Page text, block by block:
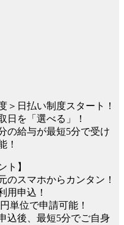
＞日払い制度スタート！
日を「選べる」！
の給与が最短5分で受け
！
ト】
のスマホからカンタン！
用申込！
円単位で申請可能！
込後、最短5分でご自身